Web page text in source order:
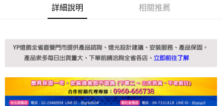
詳細說明 相關推薦